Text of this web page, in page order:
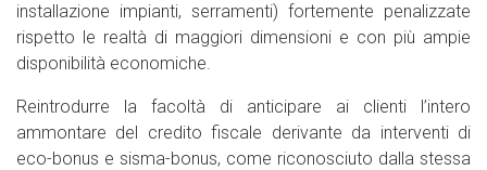
installazione impianti, serramenti) fortemente penalizzate
rispetto le realtà di maggiori dimensioni e con più ampie
disponibilità economiche.
Reintrodurre la facoltà di anticipare ai clienti l’intero
ammontare del credito fiscale derivante da interventi di
eco-bonus e sisma-bonus, come riconosciuto dalla stessa